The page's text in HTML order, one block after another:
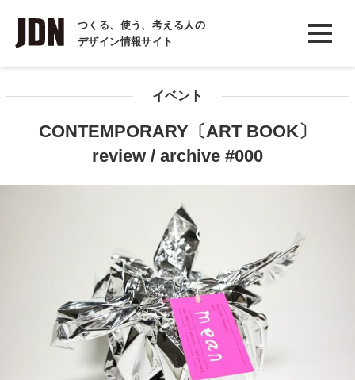
つくる、使う、考える人の
デザイン情報サイト
INTERVIEW
インタビュー
COLUMN
イベント
CONTEMPORARY〔ART BOOK〕
review / archive #000